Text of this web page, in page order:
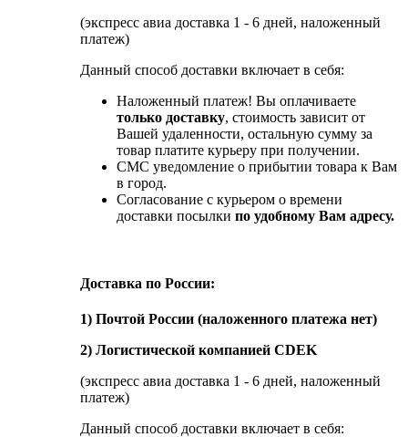
(экспресс авиа доставка 1 - 6 дней, наложенный
платеж)
Данный способ доставки включает в себя:
Наложенный платеж! Вы оплачиваете
только доставку, стоимость зависит от
Вашей удаленности, остальную сумму за
товар платите курьеру при получении.
СМС уведомление о прибытии товара к Вам
в город.
Согласование с курьером о времени
доставки посылки по удобному Вам адресу.
Доставка по России:
1) Почтой России (наложенного платежа нет)
2) Логистической компанией CDEK
(экспресс авиа доставка 1 - 6 дней, наложенный
платеж)
Данный способ доставки включает в себя: